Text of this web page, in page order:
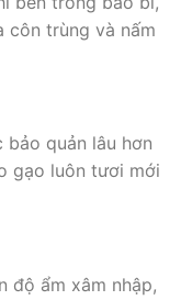
côn trùng và nấm
quản lâu hơn
gạo luôn tươi mới
độ ẩm xâm nhập,